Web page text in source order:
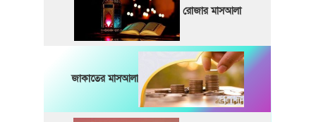
রোজার মাসআলা
জাকাতের মাসআলা